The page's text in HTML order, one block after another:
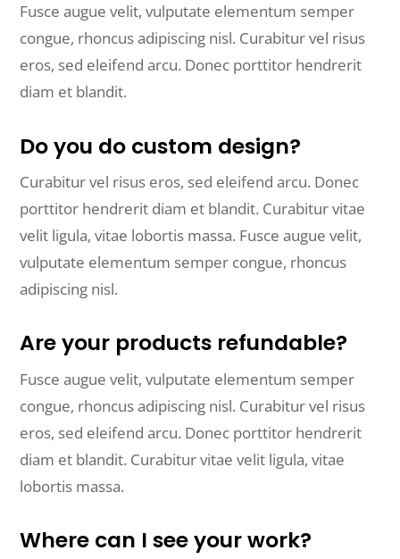
Fusce augue velit, vulputate elementum semper
congue, rhoncus adipiscing nisl. Curabitur vel risus
eros, sed eleifend arcu. Donec porttitor hendrerit
diam et blandit.
Do you do custom design?
Curabitur vel risus eros, sed eleifend arcu. Donec
porttitor hendrerit diam et blandit. Curabitur vitae
velit ligula, vitae lobortis massa. Fusce augue velit,
vulputate elementum semper congue, rhoncus
adipiscing nisl.
Are your products refundable?
Fusce augue velit, vulputate elementum semper
congue, rhoncus adipiscing nisl. Curabitur vel risus
eros, sed eleifend arcu. Donec porttitor hendrerit
diam et blandit. Curabitur vitae velit ligula, vitae
lobortis massa.
Where can I see your work?